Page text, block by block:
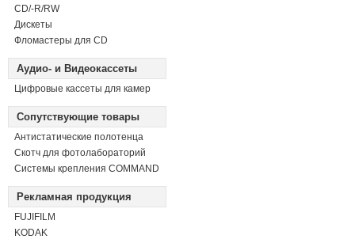
СD/-R/RW
Дискеты
Фломастеры для CD
Аудио- и Видеокассеты
Цифровые кассеты для камер
Сопутствующие товары
Антистатические полотенца
Скотч для фотолабораторий
Системы крепления COMMAND
Рекламная продукция
FUJIFILM
KODAK